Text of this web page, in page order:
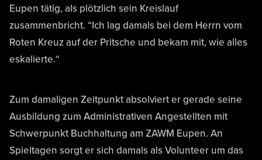
Eupen tätig, als plötzlich sein Kreislauf
zusammenbricht. “Ich lag damals bei dem Herrn vom
Roten Kreuz auf der Pritsche und bekam mit, wie alles
eskalierte.“
Zum damaligen Zeitpunkt absolviert er gerade seine
Ausbildung zum Administrativen Angestellten mit
Schwerpunkt Buchhaltung am ZAWM Eupen. An
Spieltagen sorgt er sich damals als Volunteer um das